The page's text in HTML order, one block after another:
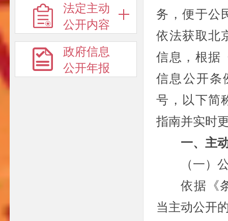
法定主动
公开内容
政府信息
公开年报
务，便于公
依法获取北
信息，根据
信息公开条
号，以下简
指南并实时
一、主
（一）
依据《
当主动公开